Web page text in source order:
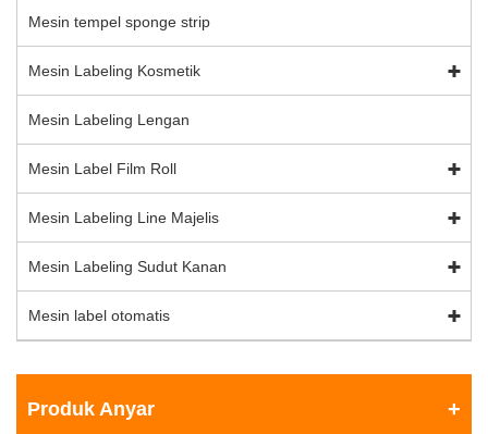
Mesin tempel sponge strip
Mesin Labeling Kosmetik
Mesin Labeling Lengan
Mesin Label Film Roll
Mesin Labeling Line Majelis
Mesin Labeling Sudut Kanan
Mesin label otomatis
Produk Anyar